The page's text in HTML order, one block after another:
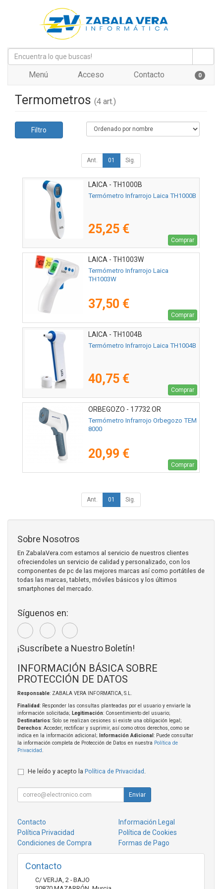
Menú Acceso Contacto 0
Termometros (4 art.)
Filtro
Ant. 01 Sig.
LAICA - TH1000B
Termómetro Infrarrojo Laica TH1000B
25,25 €
Comprar
LAICA - TH1003W
Termómetro Infrarrojo Laica
TH1003W
37,50 €
Comprar
LAICA - TH1004B
Termómetro Infrarrojo Laica TH1004B
40,75 €
Comprar
ORBEGOZO - 17732 OR
Termómetro Infrarrojo Orbegozo TEM
8000
20,99 €
Comprar
Ant. 01 Sig.
Sobre Nosotros
En ZabalaVera.com estamos al servicio de nuestros clientes
ofreciendoles un servicio de calidad y personalizado, con los
componentes de pc de las mejores marcas así como portátiles de
todas las marcas, tablets, móviles básicos y los últimos
smartphones del mercado.
Síguenos en:
¡Suscríbete a Nuestro Boletín!
INFORMACIÓN BÁSICA SOBRE
PROTECCIÓN DE DATOS
Responsable: ZABALA VERA INFORMATICA, S.L.
Finalidad: Responder las consultas planteadas por el usuario y enviarle la
información solicitada; Legitimación: Consentimiento del usuario;
Destinatarios: Solo se realizan cesiones si existe una obligación legal;
Derechos: Acceder, rectificar y suprimir, así como otros derechos, como se
indica en la información adicional;
Información Adicional : Puede consultar
la información completa de Protección de Datos en nuestra Política de
Privacidad
He leído y acepto la Política de Privacidad .
Enviar
Contacto
Información Legal
Política Privacidad
Política de Cookies
Condiciones de Compra
Formas de Pago
Contacto
C/ VERJA, 2 - BAJO